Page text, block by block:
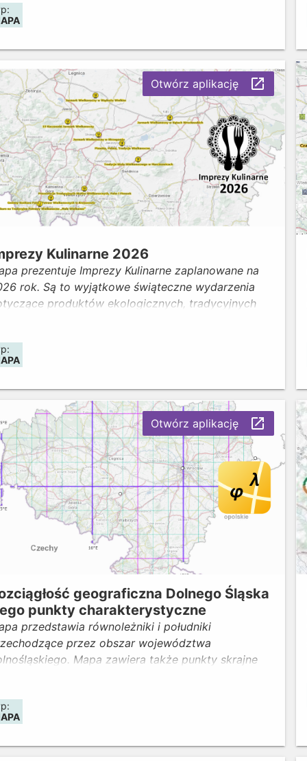
GISDay2023. Autorem mapy jest Pani
Chmiel. Aktualność danych: maj 2024
Kulinarne 2026
prezentuje Imprezy Kulinarne zaplanowane na
rok. Są to wyjątkowe świąteczne wydarzenia
produktów ekologicznych, tradycyjnych
kulinarną naszego regionu, zachęcają
do poznawania tajemniczego Dolnego
Otwórz aplikację launch
geograficzna Dolnego Śląska
punkty charakterystyczne
przedstawia równoleżniki i południki
przez obszar województwa
Mapa zawiera także punkty skrajne
Otwórz aplikację launch